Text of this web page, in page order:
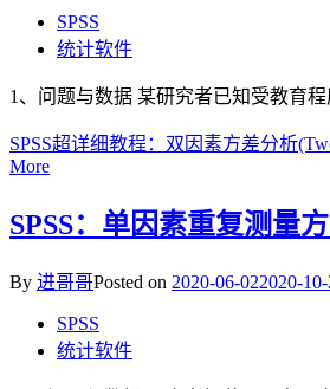
SPSS
统计软件
1、问题与数据 某研究者已知受教育
SPSS超详细教程：双因素方差分析
More
SPSS：单因素重复测量
By 进哥哥Posted on 2020-06-022020-
SPSS
统计软件